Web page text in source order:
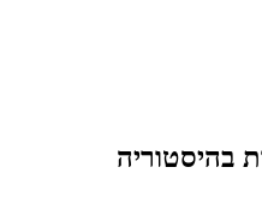
בהיסטוריה